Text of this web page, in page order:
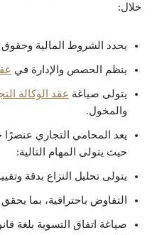
خلال:
يحدد الشروط المالية وحقوق
ينظم الحصص والإدارة في
يتولى صياغة عقد الوكالة
والمخول.
يعد المحامي التجاري
حيث يتولى المهام التالية:
يتولى تحليل النزاع بدقة
التفاوض باحترافية، بما
صياغة اتفاق التسوية بلغة